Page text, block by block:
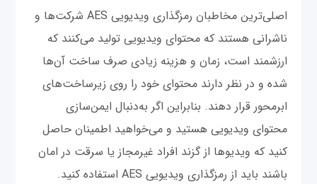
اصلی‌ترین مخاطبان رمزگذاری ویدیویی AES شرکت‌ها و
ناشرانی هستند که محتوای ویدیویی تولید می‌کنند که
ارزشمند است، زمان و هزینه زیادی صرف ساخت آن‌ها
شده و در نظر دارند محتوای خود را روی زیرساخت‌های
ابرمحور قرار دهند. بنابراین اگر به‌دنبال ایمن‌سازی
محتوای ویدیویی هستید و می‌خواهید اطمینان حاصل
کنید که ویدیوها از گزند افراد غیرمجاز یا سرقت در امان
باشند باید از رمزگذاری ویدیویی AES استفاده کنید.